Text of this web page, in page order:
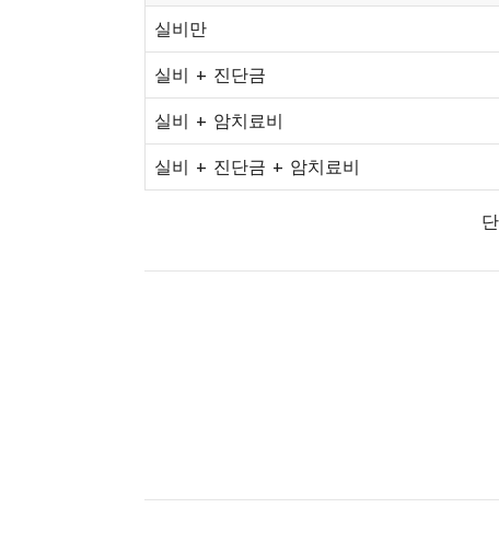
실비만
실비 + 진단금
실비 + 암치료비
실비 + 진단금 + 암치료비